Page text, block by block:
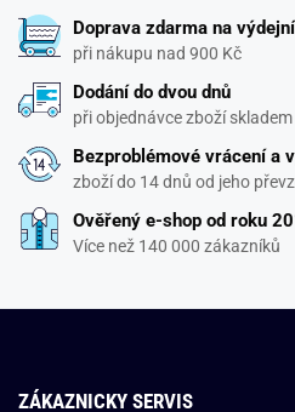
Doprava zdarma na
při nákupu nad 900 Kč
Dodání do dvou dnů
při objednávce zboží
Bezproblémové vrácení a
zboží do 14 dnů od jeho
Ověřený e-shop od roku
Více než 140 000 zákazníků
ZÁKAZNICKY SERVIS